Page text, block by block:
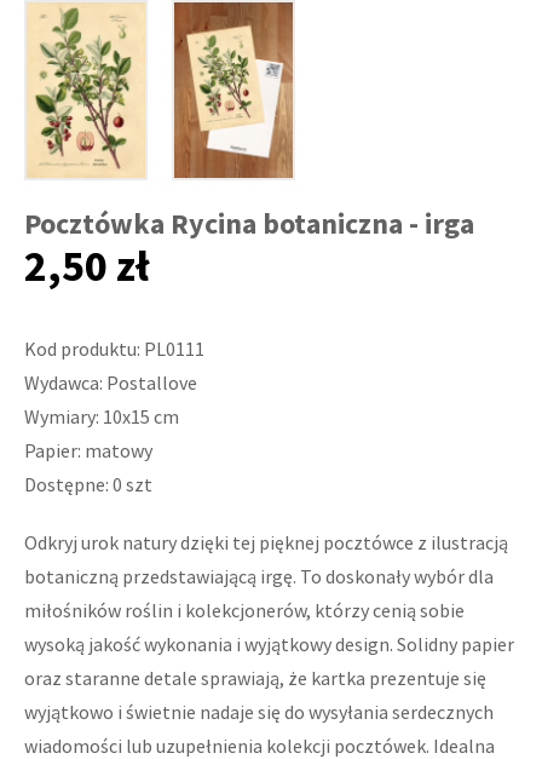
Pocztówka Rycina botaniczna - irga
2,50 zł
Kod produktu: PL0111
Wydawca: Postallove
Wymiary: 10x15 cm
Papier: matowy
Dostępne: 0 szt
Odkryj urok natury dzięki tej pięknej pocztówce z ilustracją
botaniczną przedstawiającą irgę. To doskonały wybór dla
miłośników roślin i kolekcjonerów, którzy cenią sobie
wysoką jakość wykonania i wyjątkowy design. Solidny papier
oraz staranne detale sprawiają, że kartka prezentuje się
wyjątkowo i świetnie nadaje się do wysyłania serdecznych
wiadomości lub uzupełnienia kolekcji pocztówek. Idealna